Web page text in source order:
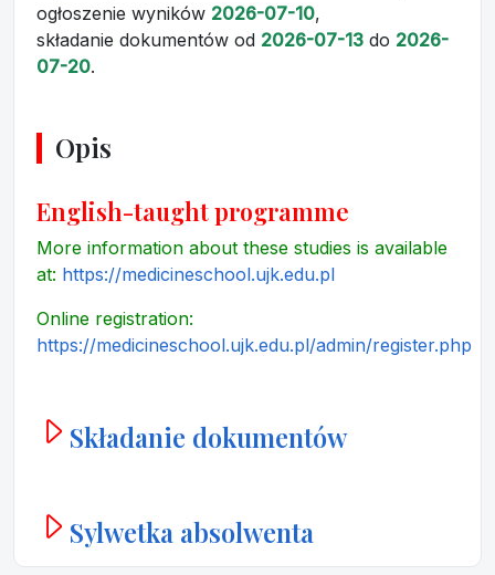
ogłoszenie wyników 2026-07-10,
składanie dokumentów od 2026-07-13 do 2026-
07-20.
Opis
English-taught programme
More information about these studies is available
at: https://medicineschool.ujk.edu.pl
Online registration:
https://medicineschool.ujk.edu.pl/admin/register.php
Składanie dokumentów
Sylwetka absolwenta